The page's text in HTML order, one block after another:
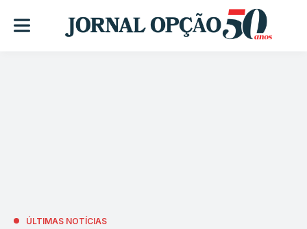
ÚLTIMAS NOTÍCIAS